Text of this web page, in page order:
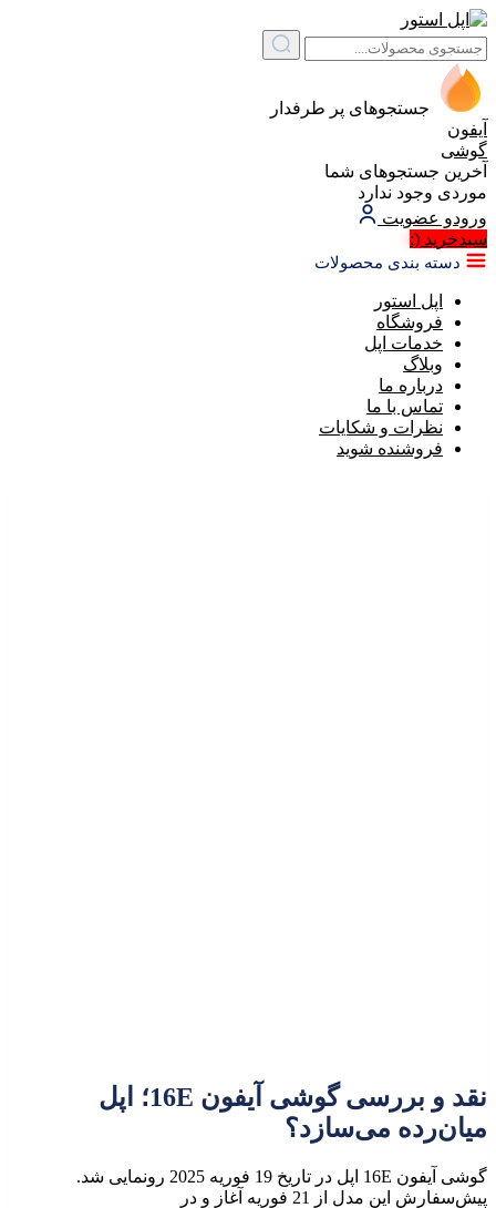
جستجوهای پر طرفدار
آیفون
گوشی
آخرین جستجوهای شما
موردی وجود ندارد
ورودو عضویت
سبد‌خرید (:
دسته بندی محصولات
اپل استور
فروشگاه
خدمات اپل
وبلاگ
درباره ما
تماس با ما
نظرات و شکایات
فروشنده شوید
نقد و بررسی گوشی آیفون 16E؛ اپل
میان‌رده می‌سازد؟
گوشی آیفون 16E اپل در تاریخ 19 فوریه 2025 رونمایی شد.
پیش‌سفارش این مدل از 21 فوریه آغاز و در